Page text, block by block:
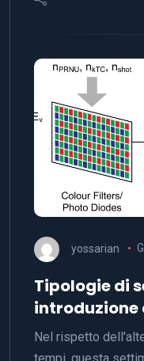
yossarian
Tipologie di
introduzione
Nel rispetto
tempi, questa